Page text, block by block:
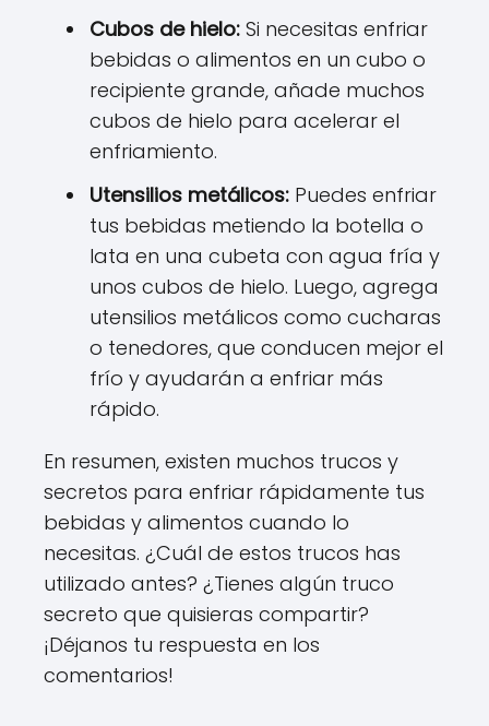
Cubos de hielo: Si necesitas enfriar
bebidas o alimentos en un cubo o
recipiente grande, añade muchos
cubos de hielo para acelerar el
enfriamiento.
Utensilios metálicos: Puedes enfriar
tus bebidas metiendo la botella o
lata en una cubeta con agua fría y
unos cubos de hielo. Luego, agrega
utensilios metálicos como cucharas
o tenedores, que conducen mejor el
frío y ayudarán a enfriar más
rápido.
En resumen, existen muchos trucos y
secretos para enfriar rápidamente tus
bebidas y alimentos cuando lo
necesitas. ¿Cuál de estos trucos has
utilizado antes? ¿Tienes algún truco
secreto que quisieras compartir?
¡Déjanos tu respuesta en los
comentarios!